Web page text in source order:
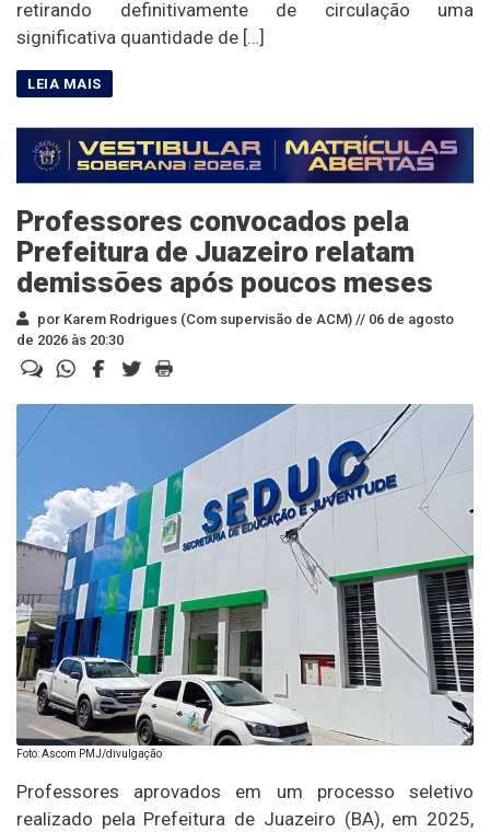
retirando definitivamente de circulação uma
significativa quantidade de […]
Professores convocados pela
Prefeitura de Juazeiro relatam
demissões após poucos meses
por Karem Rodrigues (Com supervisão de ACM) // 06 de agosto
de 2026 às 20:30
Foto: Ascom PMJ/divulgação
Professores aprovados em um processo seletivo
realizado pela Prefeitura de Juazeiro (BA), em 2025,